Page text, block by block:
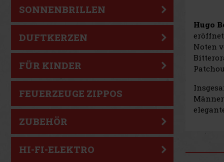
SONNENBRILLEN
DUFTKERZEN
FÜR KINDER
FEUERZEUGE ZIPPOS
ZUBEHÖR
HI-FI-ELEKTRO
Hugo
Noten